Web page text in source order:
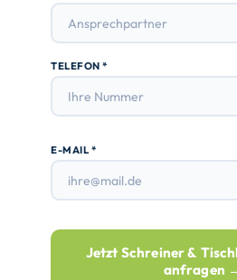
TELEFON *
E-MAIL *
Jetzt Schreiner &
anfragen